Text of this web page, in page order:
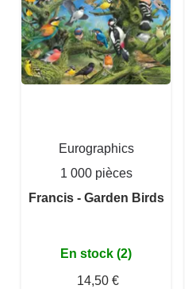
Eurographics
1 000 pièces
Francis - Garden Birds
En stock (2)
14,50 €